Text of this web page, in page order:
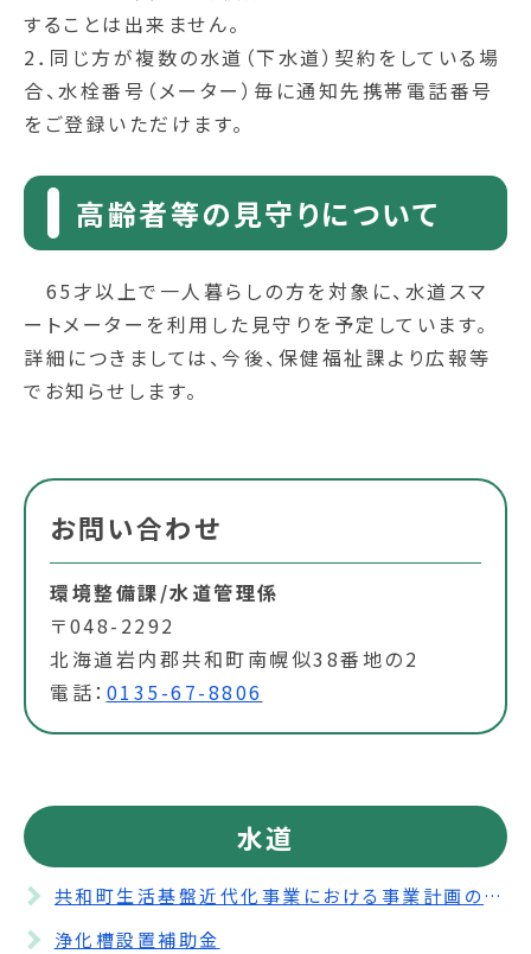
することは出来ません。
2．同じ方が複数の水道（下水道）契約をしている場
合、水栓番号（メーター）毎に通知先携帯電話番号
をご登録いただけます。
高齢者等の見守りについて
65才以上で一人暮らしの方を対象に、水道スマ
ートメーターを利用した見守りを予定しています。
詳細につきましては、今後、保健福祉課より広報等
でお知らせします。
お問い合わせ
環境整備課/水道管理係
〒048-2292
北海道岩内郡共和町南幌似38番地の2
電話： 0135-67-8806
水道
共和町生活基盤近代化事業における事業計画の公表について
浄化槽設置補助金